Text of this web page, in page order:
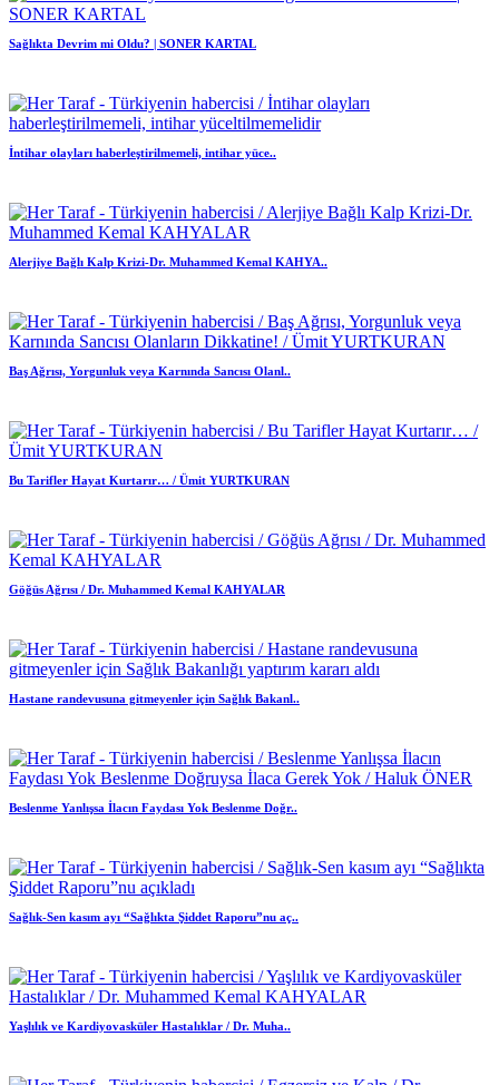
Sağlıkta Devrim mi Oldu? | SONER KARTAL
İntihar olayları haberleştirilmemeli, intihar yüce..
Alerjiye Bağlı Kalp Krizi-Dr. Muhammed Kemal KAHYA..
Baş Ağrısı, Yorgunluk veya Karnında Sancısı Olanl..
Bu Tarifler Hayat Kurtarır… / Ümit YURTKURAN
Göğüs Ağrısı / Dr. Muhammed Kemal KAHYALAR
Hastane randevusuna gitmeyenler için Sağlık Bakanl..
Beslenme Yanlışsa İlacın Faydası Yok Beslenme Doğr..
Sağlık-Sen kasım ayı “Sağlıkta Şiddet Raporu”nu aç..
Yaşlılık ve Kardiyovasküler Hastalıklar / Dr. Muha..